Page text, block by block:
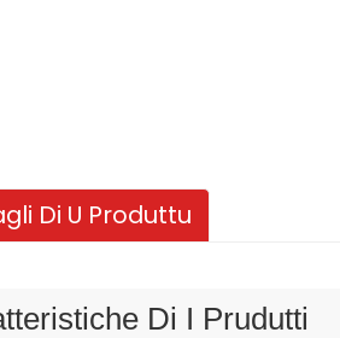
Di U Produttu
Di I Prudutti